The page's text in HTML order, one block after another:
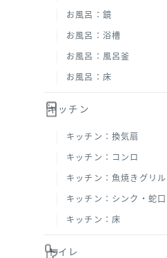
お風呂：鏡
お風呂：浴槽
お風呂：風呂釜
お風呂：床
キッチン
キッチン：換気扇
キッチン：コンロ
キッチン：魚焼きグリル
キッチン：シンク・蛇口
キッチン：床
トイレ